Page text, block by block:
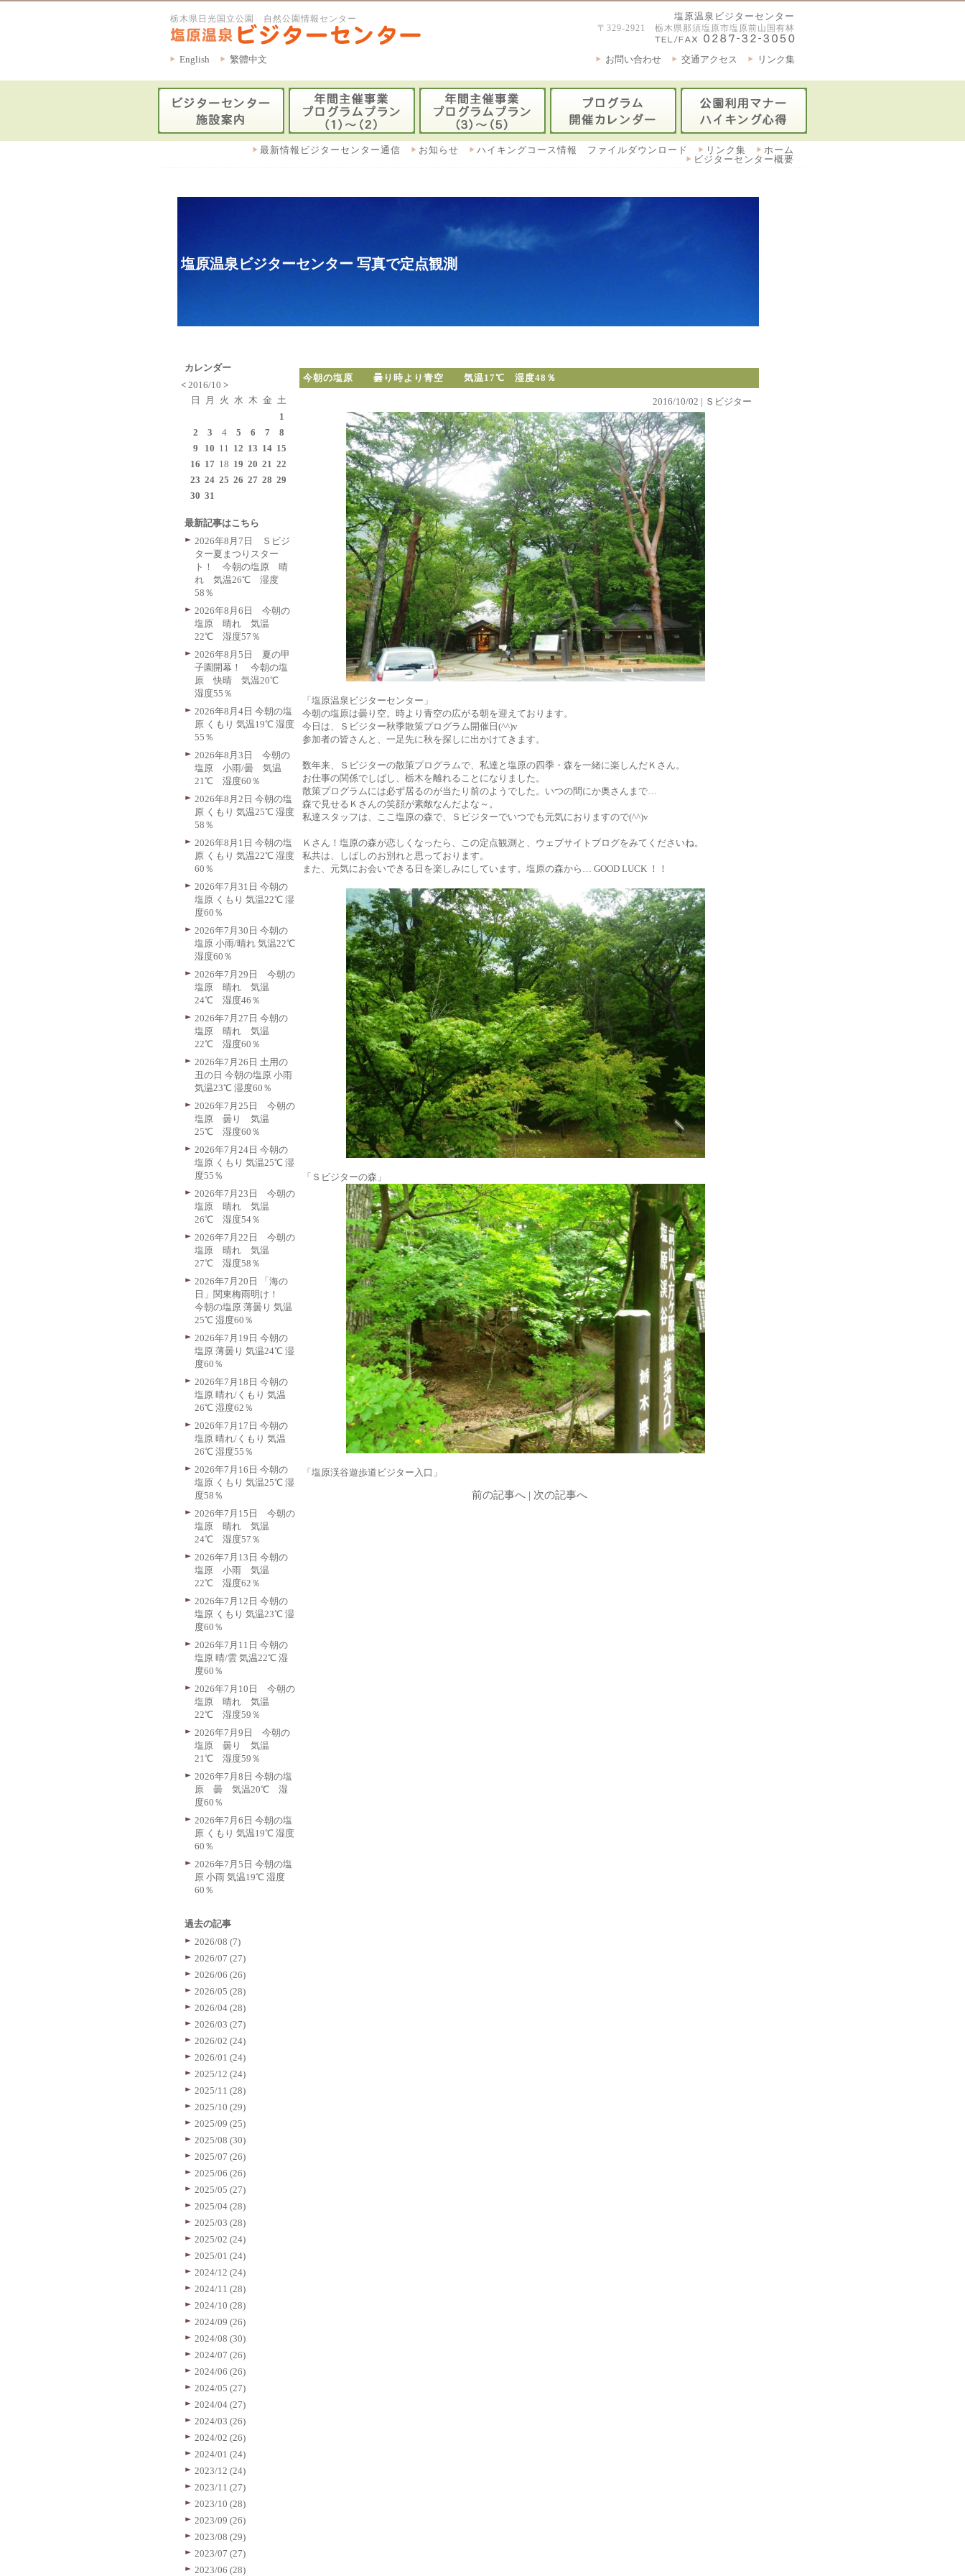
栃木県日光国立公園 自然公園情報センター 塩原温泉ビジターセンター
〒329-2921 栃木県那須塩原市塩原前山国有林
English 繁體中文 リンク集
交通アクセス
お問い合わせ
ホーム
リンク集
ハイキングコース情報 ファイルダウンロード
お知らせ
最新情報ビジターセンター通信
ビジターセンター概要
塩原温泉ビジターセンター 写真で定点観測
今朝の塩原 曇り時より青空 気温17℃ 湿度48％
2016/10/02 | Ｓビジター
「塩原温泉ビジターセンター」
今朝の塩原は曇り空。時より青空の広がる朝を迎えております。
今日は、Ｓビジター秋季散策プログラム開催日(^^)v
参加者の皆さんと、一足先に秋を探しに出かけてきます。
数年来、Ｓビジターの散策プログラムで、私達と塩原の四季・森を一緒に楽しんだＫさん。
お仕事の関係でしばし、栃木を離れることになりました。
散策プログラムには必ず居るのが当たり前のようでした。いつの間にか奥さんまで…
森で見せるＫさんの笑顔が素敵なんだよな～。
私達スタッフは、ここ塩原の森で、Ｓビジターでいつでも元気におりますので(^^)v
Ｋさん！塩原の森が恋しくなったら、この定点観測と、ウェブサイトブログをみてくださいね。
私共は、しばしのお別れと思っております。
また、元気にお会いできる日を楽しみにしています。塩原の森から… GOOD LUCK ！！
「Ｓビジターの森」
「塩原渓谷遊歩道ビジター入口」
前の記事へ| 次の記事へ
カレンダー
< 2016/10 >
日
月 火 水 木 金 土
1
2
3 4 5 6 7
8
9
10 11 12 13 14 15
16 17 18 19 20 21 22
23 24 25 26 27 28 29
30 31
最新記事はこちら
2026年8月7日 Ｓビジ
ター夏まつりスター
ト！ 今朝の塩原 晴
れ 気温26℃ 湿度
58％
2026年8月6日 今朝の
塩原 晴れ 気温
22℃ 湿度57％
2026年8月5日 夏の甲
子園開幕！ 今朝の塩
原 快晴 気温20℃
湿度55％
2026年8月4日 今朝の塩
原 くもり 気温19℃ 湿度
55％
2026年8月3日 今朝の
塩原 小雨/曇 気温
21℃ 湿度60％
2026年8月2日 今朝の塩
原 くもり 気温25℃ 湿度
58％
2026年8月1日 今朝の塩
原 くもり 気温22℃ 湿度
60％
2026年7月31日 今朝の
塩原 くもり 気温22℃ 湿
度60％
2026年7月30日 今朝の
塩原 小雨/晴れ 気温22℃
湿度60％
2026年7月29日 今朝の
塩原 晴れ 気温
24℃ 湿度46％
2026年7月27日 今朝の
塩原 晴れ 気温
22℃ 湿度60％
2026年7月26日 土用の
丑の日 今朝の塩原 小雨
気温23℃ 湿度60％
2026年7月25日 今朝の
塩原 曇り 気温
25℃ 湿度60％
2026年7月24日 今朝の
塩原 くもり 気温25℃ 湿
度55％
2026年7月23日 今朝の
塩原 晴れ 気温
26℃ 湿度54％
2026年7月22日 今朝の
塩原 晴れ 気温
27℃ 湿度58％
2026年7月20日 「海の
日」関東梅雨明け！
今朝の塩原 薄曇り 気温
25℃ 湿度60％
2026年7月19日 今朝の
塩原 薄曇り 気温24℃ 湿
度60％
2026年7月18日 今朝の
塩原 晴れ/くもり 気温
26℃ 湿度62％
2026年7月17日 今朝の
塩原 晴れ/くもり 気温
26℃ 湿度55％
2026年7月16日 今朝の
塩原 くもり 気温25℃ 湿
度58％
2026年7月15日 今朝の
塩原 晴れ 気温
24℃ 湿度57％
2026年7月13日 今朝の
塩原 小雨 気温
22℃ 湿度62％
2026年7月12日 今朝の
塩原 くもり 気温23℃ 湿
度60％
2026年7月11日 今朝の
塩原 晴/雲 気温22℃ 湿
度60％
2026年7月10日 今朝の
塩原 晴れ 気温
22℃ 湿度59％
2026年7月9日 今朝の
塩原 曇り 気温
21℃ 湿度59％
2026年7月8日 今朝の塩
原 曇 気温20℃ 湿
度60％
2026年7月6日 今朝の塩
原 くもり 気温19℃ 湿度
60％
2026年7月5日 今朝の塩
原 小雨 気温19℃ 湿度
60％
過去の記事
2026/08 (7)
2026/07 (27)
2026/06 (26)
2026/05 (28)
2026/04 (28)
2026/03 (27)
2026/02 (24)
2026/01 (24)
2025/12 (24)
2025/11 (28)
2025/10 (29)
2025/09 (25)
2025/08 (30)
2025/07 (26)
2025/06 (26)
2025/05 (27)
2025/04 (28)
2025/03 (28)
2025/02 (24)
2025/01 (24)
2024/12 (24)
2024/11 (28)
2024/10 (28)
2024/09 (26)
2024/08 (30)
2024/07 (26)
2024/06 (26)
2024/05 (27)
2024/04 (27)
2024/03 (26)
2024/02 (26)
2024/01 (24)
2023/12 (24)
2023/11 (27)
2023/10 (28)
2023/09 (26)
2023/08 (29)
2023/07 (27)
2023/06 (28)